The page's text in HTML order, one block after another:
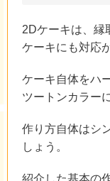
2Dケーキは、縁
ケーキにも対応
ケーキ自体をハ
ツートンカラー
作り方自体はシ
しょう。